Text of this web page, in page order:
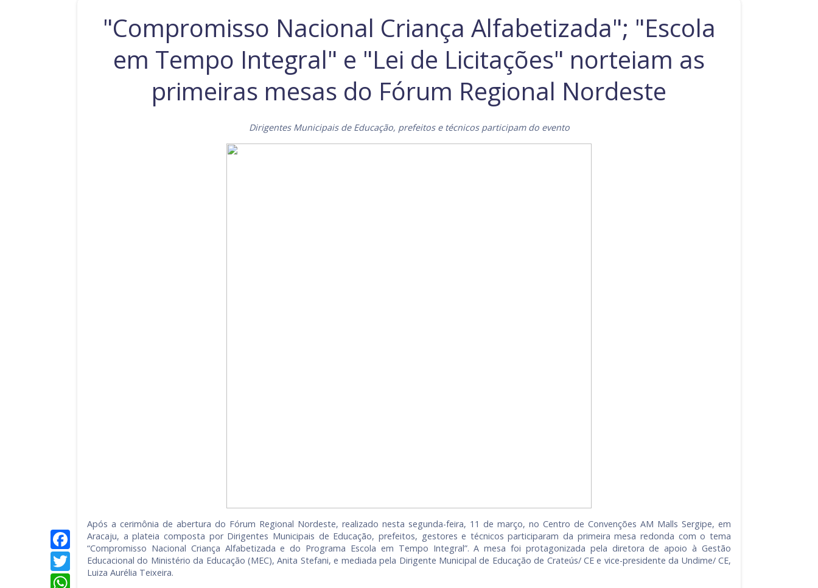
"Compromisso Nacional Criança Alfabetizada"; "Escola
em Tempo Integral" e "Lei de Licitações" norteiam as
primeiras mesas do Fórum Regional Nordeste
Dirigentes Municipais de Educação, prefeitos e técnicos participam do evento
Após a cerimônia de abertura do Fórum Regional Nordeste, realizado nesta segunda-feira, 11 de março, no Centro de Convenções AM Malls Sergipe, em
Aracaju, a plateia composta por Dirigentes Municipais de Educação, prefeitos, gestores e técnicos participaram da primeira mesa redonda com o tema
“Compromisso Nacional Criança Alfabetizada e do Programa Escola em Tempo Integral”. A mesa foi protagonizada pela diretora de apoio à Gestão
Educacional do Ministério da Educação (MEC), Anita Stefani, e mediada pela Dirigente Municipal de Educação de Crateús/ CE e vice-presidente da Undime/ CE,
Luiza Aurélia Teixeira.
Facebook
Twitter
WhatsApp